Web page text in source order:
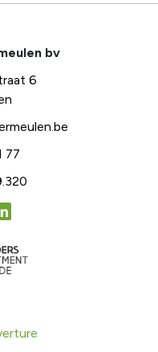
bv
6
77